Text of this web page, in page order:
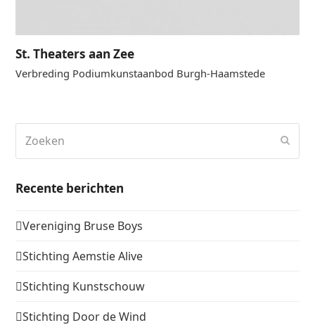
St. Theaters aan Zee
Verbreding Podiumkunstaanbod Burgh-Haamstede
Recente berichten
Vereniging Bruse Boys
Stichting Aemstie Alive
Stichting Kunstschouw
Stichting Door de Wind